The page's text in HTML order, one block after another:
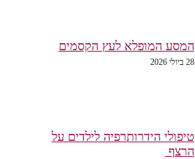
המסע המופלא לעץ הקסמים
28 ביולי 2026
טיפולי הידרותרפיה לילדים על
הרצף